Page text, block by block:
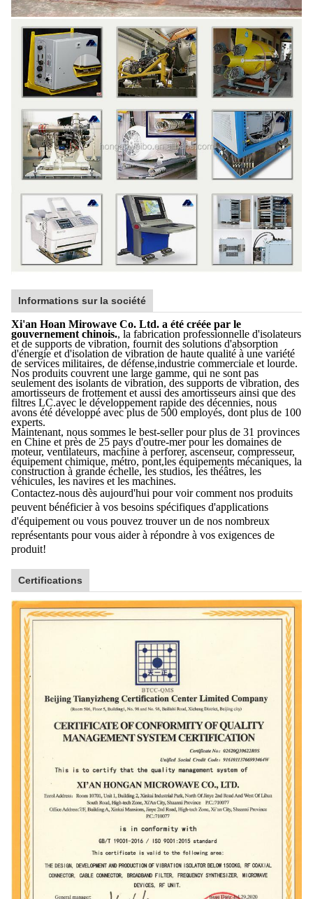
Informations sur la société
Xi'an Hoan Mirowave Co. Ltd. a été créée par le
gouvernement chinois., la fabrication professionnelle d'isolateurs
et de supports de vibration, fournit des solutions d'absorption
d'énergie et d'isolation de vibration de haute qualité à une variété
de services militaires, de défense,industrie commerciale et lourde.
Nos produits couvrent une large gamme, qui ne sont pas
seulement des isolants de vibration, des supports de vibration, des
amortisseurs de frottement et aussi des amortisseurs ainsi que des
filtres LC.avec le développement rapide des décennies, nous
avons été développé avec plus de 500 employés, dont plus de 100
experts.
Maintenant, nous sommes le best-seller pour plus de 31 provinces
en Chine et près de 25 pays d'outre-mer pour les domaines de
moteur, ventilateurs, machine à perforer, ascenseur, compresseur,
équipement chimique, métro, pont,les équipements mécaniques, la
construction à grande échelle, les studios, les théâtres, les
véhicules, les navires et les machines.
Contactez-nous dès aujourd'hui pour voir comment nos produits
peuvent bénéficier à vos besoins spécifiques d'applications
d'équipement ou vous pouvez trouver un de nos nombreux
représentants pour vous aider à répondre à vos exigences de
produit!
Certifications